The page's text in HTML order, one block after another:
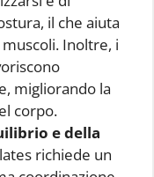
il che aiuta
Inoltre, i
migliorando la
corpo.
e della
richiede un